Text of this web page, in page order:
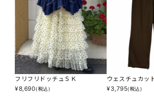
フリフリドッチュＳＫ
¥8,690(税込)
ウェスチュカッ
¥3,795(税込)